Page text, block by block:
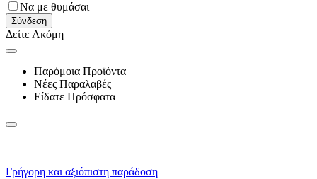
Να με θυμάσαι
Σύνδεση
Δείτε Ακόμη
Παρόμοια Προϊόντα
Νέες Παραλαβές
Είδατε Πρόσφατα
Γρήγορη και αξιόπιστη παράδοση